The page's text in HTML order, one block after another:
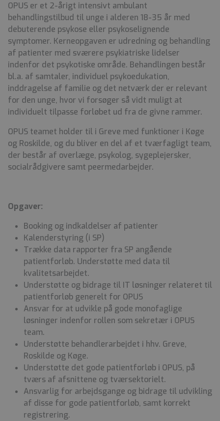
OPUS er et 2-årigt intensivt ambulant
behandlingstilbud til unge i alderen 18-35 år med
debuterende psykose eller psykoselignende
symptomer. Kerneopgaven er udredning og behandling
af patienter med sværere psykiatriske lidelser
indenfor det psykotiske område. Behandlingen består
bl.a. af samtaler, individuel psykoedukation,
inddragelse af familie og det netværk der er relevant
for den unge, hvor vi forsøger så vidt muligt at
individuelt tilpasse forløbet ud fra de givne rammer.
OPUS teamet holder til i Greve med funktioner i Køge
og Roskilde, og du bliver en del af et tværfagligt team,
der består af overlæge, psykolog, sygeplejersker,
socialrådgivere samt peermedarbejder.
Opgaver:
Booking og indkaldelser af patienter
Kalenderstyring (i SP)
Trække data rapporter fra SP angående
patientforløb. Understøtte med data til
kvalitetsarbejdet.
Understøtte og bidrage til IT løsninger relateret til
patientforløb generelt for OPUS
Ansvar for at udvikle på gode monofaglige
løsninger indenfor rollen som sekretær i OPUS
team.
Understøtte behandlerarbejdet i hhv. Greve,
Roskilde og Køge.
Understøtte det gode patientforløb i OPUS, på
tværs af afsnittene og tværsektorielt.
Ansvarlig for arbejdsgange og bidrage til udvikling
af disse for gode patientforløb, samt korrekt
registrering.